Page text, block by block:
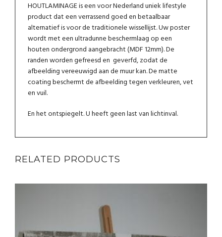
HOUTLAMINAGE is een voor Nederland uniek lifestyle
product dat een verrassend goed en betaalbaar
alternatief is voor de traditionele wissellijst. Uw poster
wordt met een ultradunne beschermlaag op een
houten ondergrond aangebracht (MDF 12mm). De
randen worden gefreesd en geverfd, zodat de
afbeelding vereeuwigd aan de muur kan. De matte
coating beschermt de afbeelding tegen verkleuren, vet
en vuil.
En het ontspiegelt. U heeft geen last van lichtinval.
RELATED PRODUCTS